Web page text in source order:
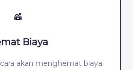
Biaya
akan menghemat biaya